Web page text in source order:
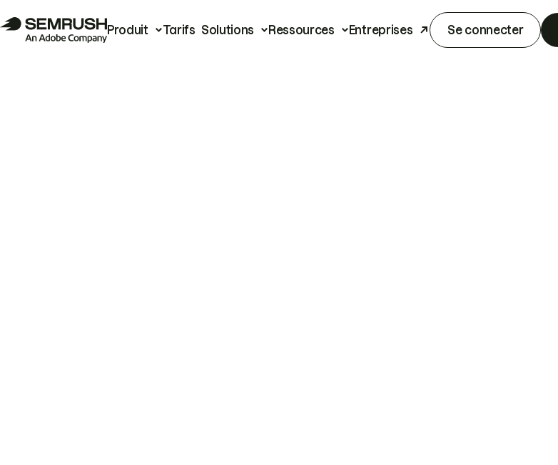
Produit Tarifs Solutions Ressources Entreprises Se connecter